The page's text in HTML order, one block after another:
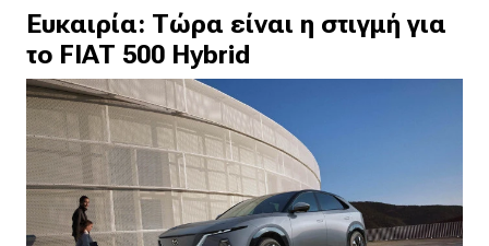
Ευκαιρία: Τώρα είναι η στιγμή για
το FIAT 500 Hybrid